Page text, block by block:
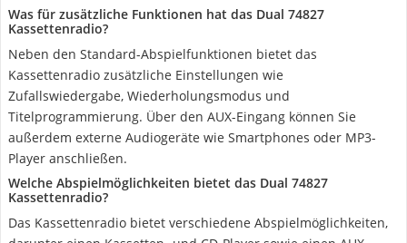
Was für zusätzliche Funktionen hat das Dual 74827
Kassettenradio?
Neben den Standard-Abspielfunktionen bietet das
Kassettenradio zusätzliche Einstellungen wie
Zufallswiedergabe, Wiederholungsmodus und
Titelprogrammierung. Über den AUX-Eingang können Sie
außerdem externe Audiogeräte wie Smartphones oder MP3-
Player anschließen.
Welche Abspielmöglichkeiten bietet das Dual 74827
Kassettenradio?
Das Kassettenradio bietet verschiedene Abspielmöglichkeiten,